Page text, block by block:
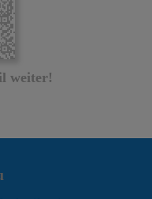
weiter!